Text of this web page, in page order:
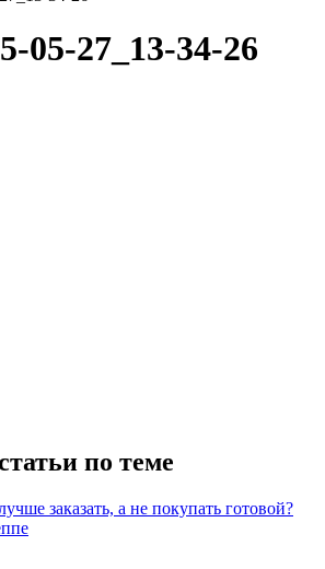
05-27_13-34-26
по теме
заказать, а не покупать готовой?